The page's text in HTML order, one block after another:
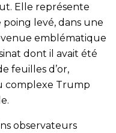
Elle représente
poing levé, dans une
emblématique
dont il avait été
feuilles d’or,
complexe Trump
observateurs